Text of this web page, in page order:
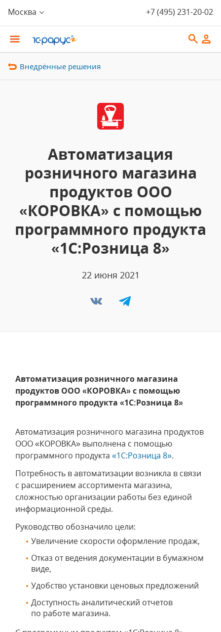
Москва +7 (495) 231-20-02
Внедрённые решения
Автоматизация
розничного магазина
продуктов ООО
«КОРОВКА» с помощью
программного продукта
«1С:Розница 8»
22 июня 2021
Автоматизация розничного магазина
продуктов ООО «КОРОВКА» с помощью
программного продукта «1С:Розница 8»
Автоматизация розничного магазина продуктов
ООО «КОРОВКА» выполнена с помощью
программного продукта «1С:Розница 8».
Потребность в автоматизации возникла в связи
с расширением ассортимента магазина,
сложностью организации работы без единой
информационной среды.
Руководство обозначило цели:
Увеличение скорости оформление продаж,
Отказ от ведения документации в бумажном
виде,
Удобство установки ценовых предложений
Доступность аналитический отчетов
по работе магазина.